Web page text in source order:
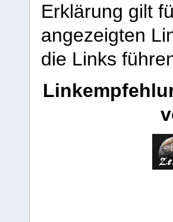
Erklärung gilt
angezeigten
die Links